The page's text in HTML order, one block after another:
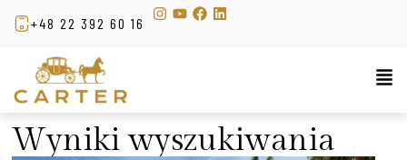
+48 22 392 60 16
Wyniki wyszukiwania